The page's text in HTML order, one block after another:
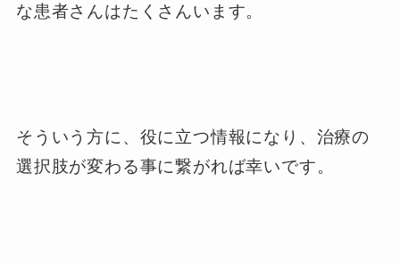
な患者さんはたくさんいます。
そういう方に、役に立つ情報になり、治療の
選択肢が変わる事に繋がれば幸いです。